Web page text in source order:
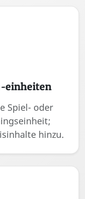
einheiten
Spiel- oder
hinzu.